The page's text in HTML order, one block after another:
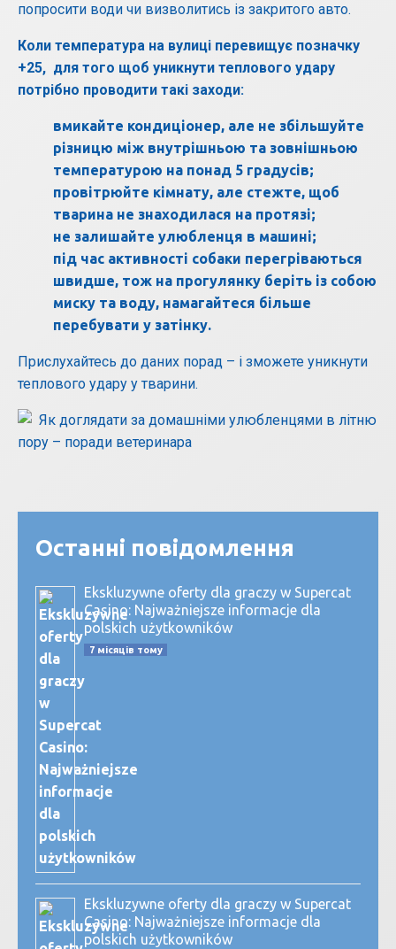
попросити води чи визволитись із закритого авто.
Коли температура на вулиці перевищує позначку
+25, для того щоб уникнути теплового удару
потрібно проводити такі заходи:
вмикайте кондиціонер, але не збільшуйте
різницю між внутрішньою та зовнішньою
температурою на понад 5 градусів;
провітрюйте кімнату, але стежте, щоб
тварина не знаходилася на протязі;
не залишайте улюбленця в машині;
під час активності собаки перегріваються
швидше, тож на прогулянку беріть із собою
миску та воду, намагайтеся більше
перебувати у затінку.
Прислухайтесь до даних порад – і зможете уникнути
теплового удару у тварини.
Останні повідомлення
Ekskluzywne oferty dla graczy w Supercat
Casino: Najważniejsze informacje dla
polskich użytkowników
7 місяців тому
Ekskluzywne oferty dla graczy w Supercat
Casino: Najważniejsze informacje dla
polskich użytkowników